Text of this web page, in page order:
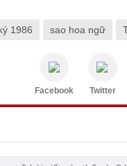
1986 sao hoa ngữ
Facebook Twitter